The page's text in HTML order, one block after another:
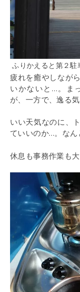
ふりかえると第２
疲れを癒やしなが
いかないと…。ま
が、一方で、逸る
いい天気なのに、
ていいのか…。なん
休息も事務作業も